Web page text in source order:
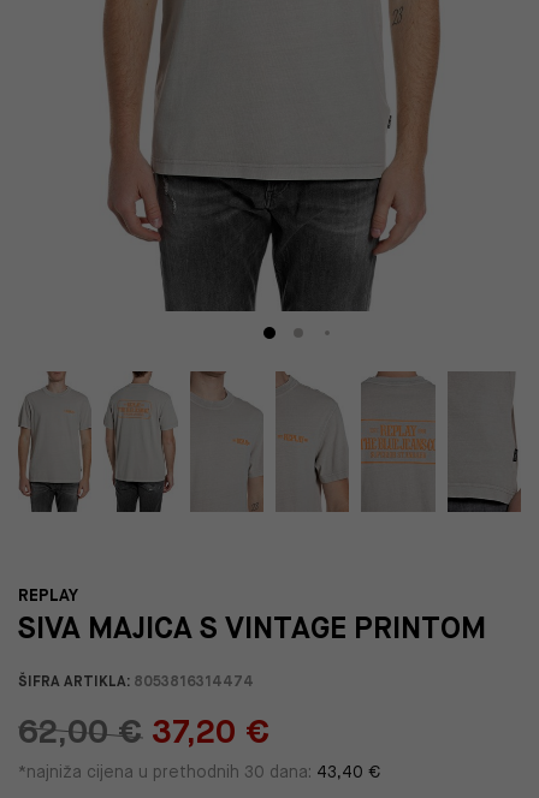
REPLAY
SIVA MAJICA S VINTAGE PRINTOM
ŠIFRA ARTIKLA: 8053816314474
62,00 € 37,20 €
*najniža cijena u prethodnih 30 dana: 43,40 €